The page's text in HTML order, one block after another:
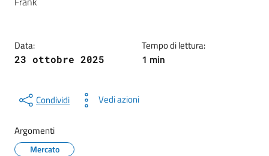
Data:
23 ottobre 2025
Tempo di lettura:
1 min
Condividi Vedi azioni
Argomenti
Mercato